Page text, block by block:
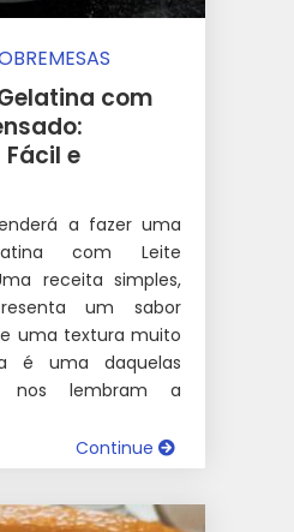
com
e
a fazer uma
com Leite
receita simples,
um sabor
uma textura muito
é uma daquelas
nos lembram a
Continue